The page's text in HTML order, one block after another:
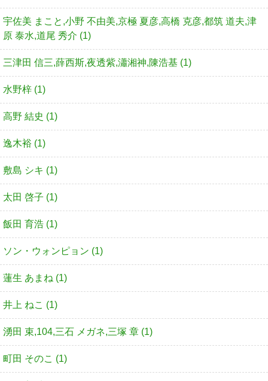
宇佐美 まこと,小野 不由美,京極 夏彦,高橋 克彦,都筑 道夫,津
原 泰水,道尾 秀介 (1)
三津田 信三,薛西斯,夜透紫,瀟湘神,陳浩基 (1)
水野梓 (1)
高野 結史 (1)
逸木裕 (1)
敷島 シキ (1)
太田 啓子 (1)
飯田 育浩 (1)
ソン・ウォンピョン (1)
蓮生 あまね (1)
井上 ねこ (1)
湧田 束,104,三石 メガネ,三塚 章 (1)
町田 そのこ (1)